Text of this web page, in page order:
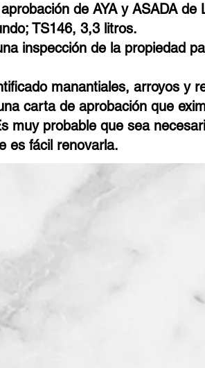
de AYA y ASADA de
TS146, 3,3 litros.
inspección de la propiedad
manantiales, arroyos y
carta de aprobación que
muy probable que sea
es fácil renovarla.